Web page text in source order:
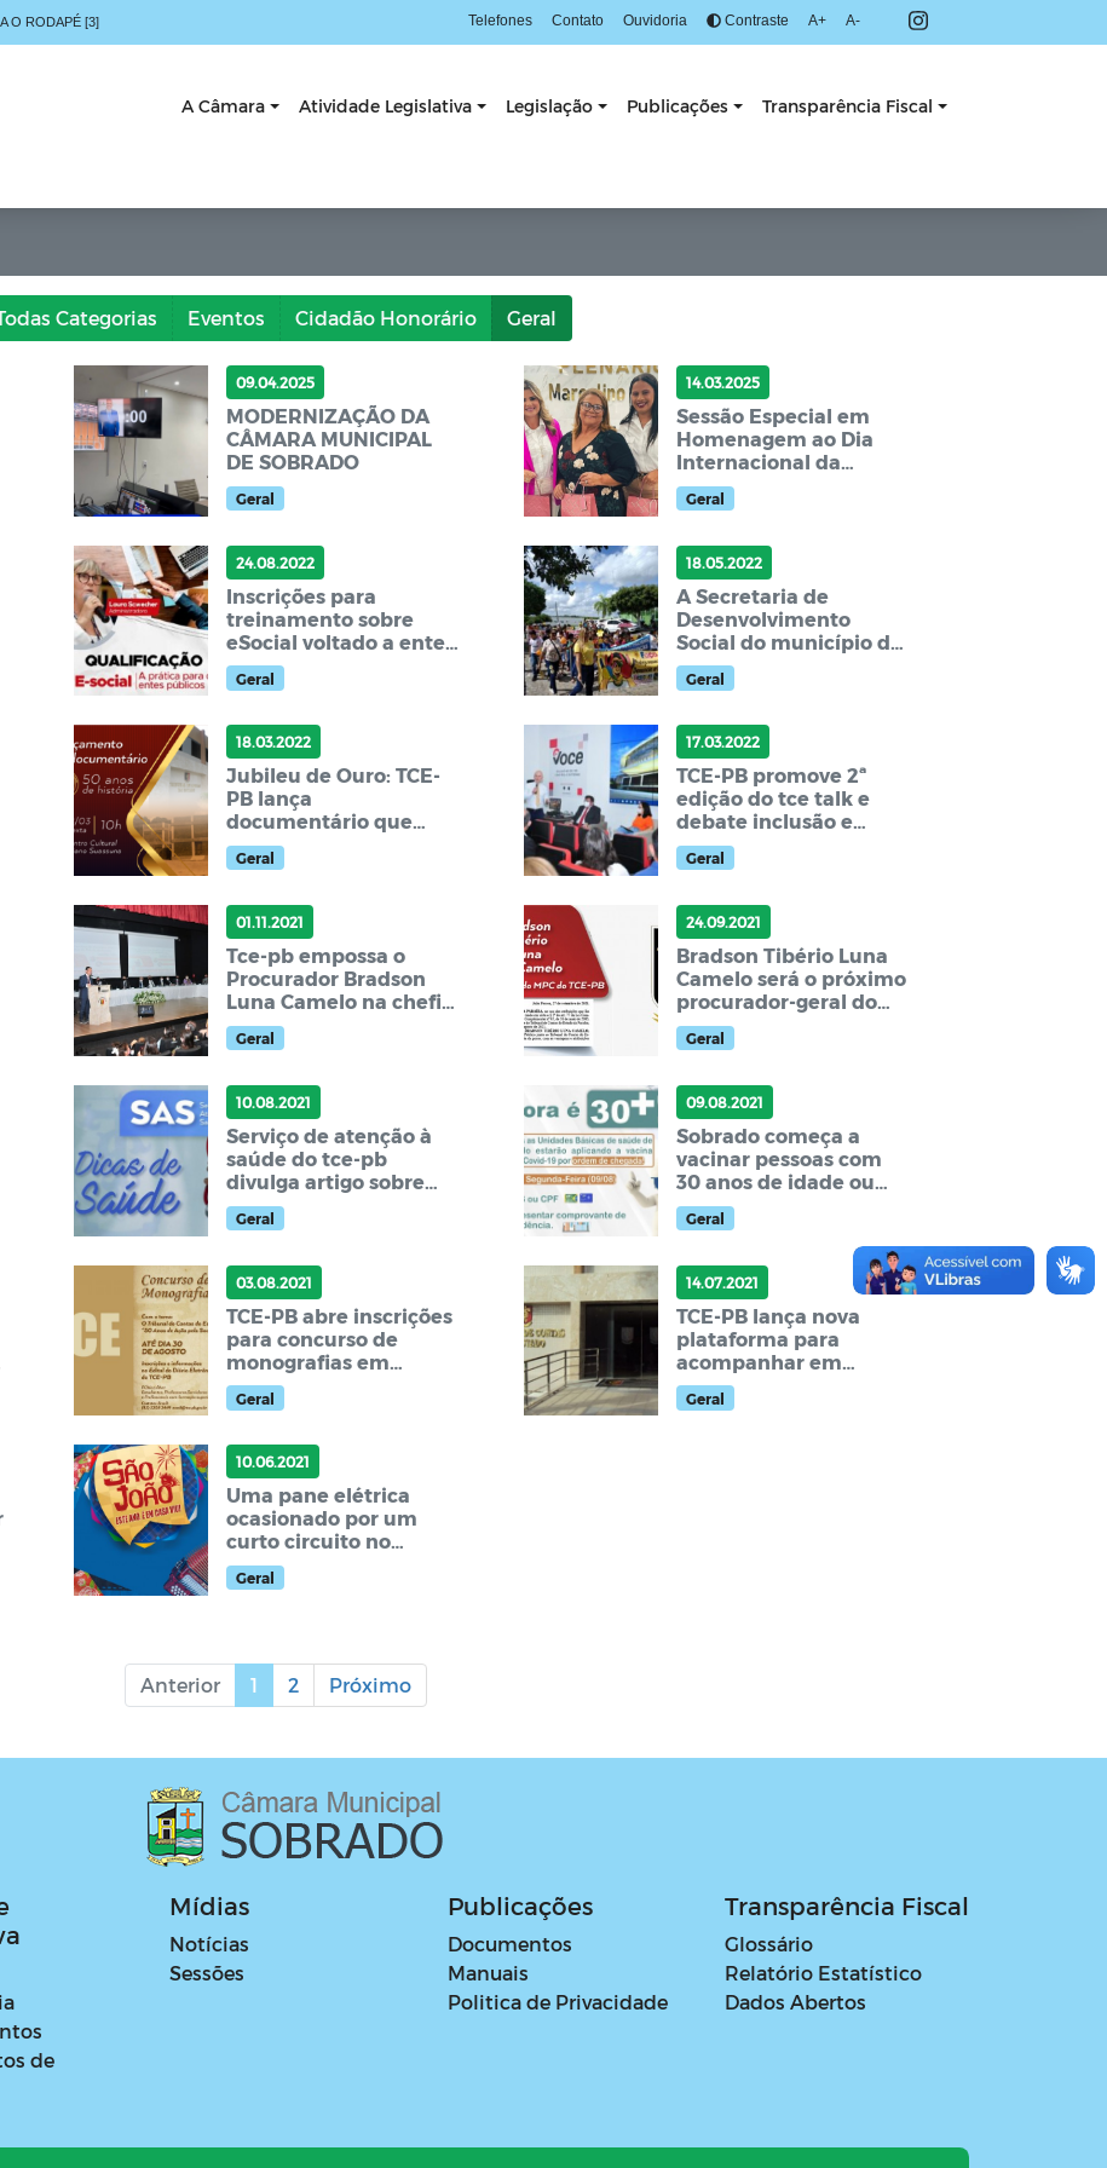
O RODAPÉ [3] Telefones Contato Ouvidoria Contraste A+ A-
A Câmara Atividade Legislativa Legislação Publicações Transparência Fiscal
Categorias Eventos Cidadão Honorário Geral
09.04.2025
MODERNIZAÇÃO DA
CÂMARA MUNICIPAL
DE SOBRADO
Geral
14.03.2025
Sessão Especial em
Homenagem ao Dia
Internacional da
Mulher!
Geral
24.08.2022
Inscrições para
treinamento sobre
eSocial voltado a entes
públicos já estão
abertas
Geral
18.05.2022
A Secretaria de
Desenvolvimento
Social do município de
Sobrado, em parceria
com a Secretaria de
Geral
18.03.2022
Jubileu de Ouro: TCE-
PB lança
documentário que
reúne depoimentos
sobre a história do
Geral
17.03.2022
TCE-PB promove 2ª
edição do tce talk e
debate inclusão e
letramento digital no
ensino público do
Geral
01.11.2021
Tce-pb empossa o
Procurador Bradson
Luna Camelo na chefia
do ministério público
de contas
Geral
24.09.2021
Bradson Tibério Luna
Camelo será o próximo
procurador-geral do
mp de contas junto ao
tce-PB.
Geral
10.08.2021
Serviço de atenção à
saúde do tce-pb
divulga artigo sobre
tabagismo x coração
Geral
09.08.2021
Sobrado começa a
vacinar pessoas com
30 anos de idade ou
mais contra a Covid-19
nesta segunda-feira
Geral
03.08.2021
TCE-PB abre inscrições
para concurso de
monografias em
comemoração aos 50
anos de fundação do
Geral
14.07.2021
TCE-PB lança nova
plataforma para
acompanhar em
tempo real extratos
bancários de contas
Geral
10.06.2021
Uma pane elétrica
ocasionado por um
curto circuito no
Tribunal de Contas do
Estado deixou fora do
Geral
Anterior 1 2 Próximo
de
Mídias
Notícias
Sessões
Publicações
Documentos
Manuais
Politica de Privacidade
Transparência Fiscal
Glossário
Relatório Estatístico
Dados Abertos